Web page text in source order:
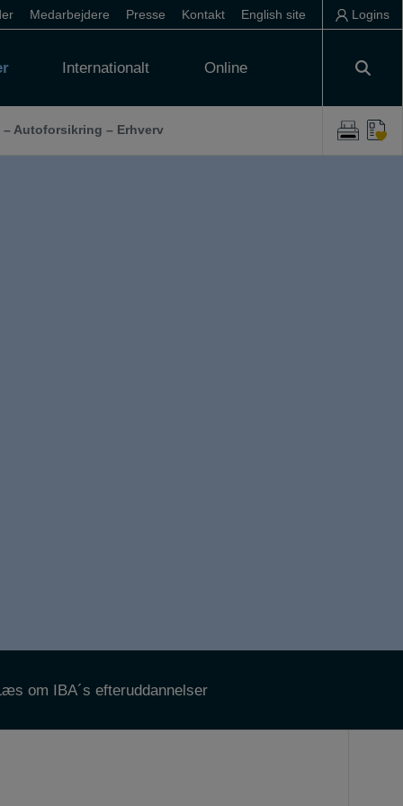
Medarbejdere Presse Kontakt English site Logins
Internationalt Online
Autoforsikring – Erhverv
om IBA´s efteruddannelser